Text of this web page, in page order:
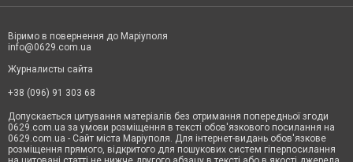
Віримо в повернення до Маріуполя
info@0629.com.ua
Журналисты сайта
+38 (096) 91 303 68
Допускається цитування матеріалів без отримання попередньої згоди
0629.com.ua за умови розміщення в тексті обов'язкового посилання на
0629.com.ua - Сайт міста Маріуполя. Для інтернет-видань обов'язкове
розміщення прямого, відкритого для пошукових систем гіперпосилання